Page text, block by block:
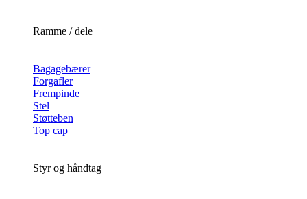
Ramme / dele
Bagagebærer
Forgafler
Frempinde
Stel
Støtteben
Top cap
Styr og håndtag